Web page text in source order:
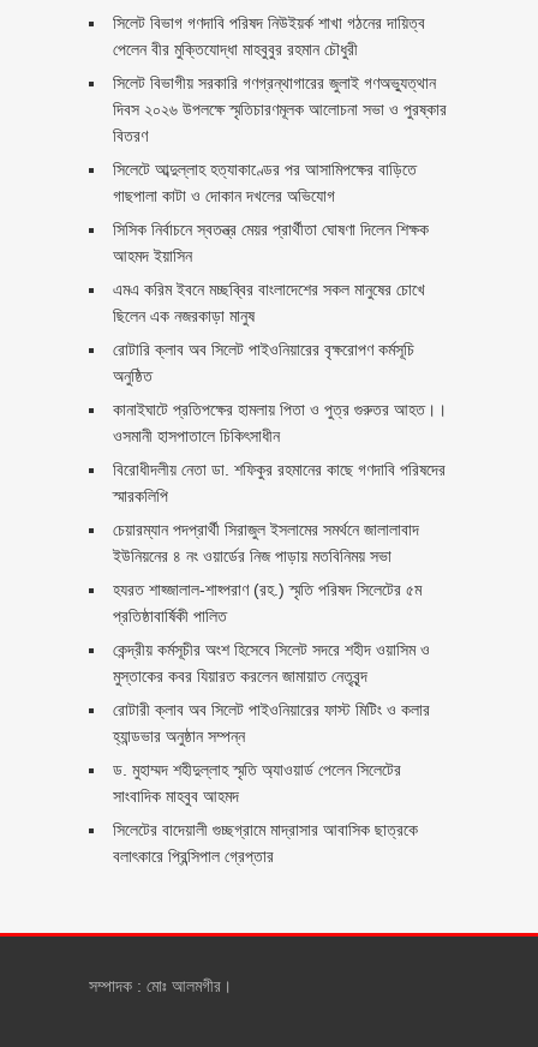
সিলেট বিভাগ গণদাবি পরিষদ নিউইয়র্ক শাখা গঠনের দায়িত্ব
পেলেন বীর মুক্তিযোদ্ধা মাহবুবুর রহমান চৌধুরী ‎ ‎
সিলেট বিভাগীয় সরকারি গণগ্রন্থাগারের জুলাই গণঅভ্যুত্থান
দিবস ২০২৬ উপলক্ষে স্মৃতিচারণমূলক আলোচনা সভা ও পুরষ্কার
বিতরণ ‎ ‎
সিলেটে আব্দুল্লাহ হত্যাকাণ্ডের পর আসামিপক্ষের বাড়িতে
গাছপালা কাটা ও দোকান দখলের অভিযোগ
সিসিক নির্বাচনে স্বতন্ত্র মেয়র প্রার্থীতা ঘোষণা দিলেন শিক্ষক
আহমদ ইয়াসিন
এমএ করিম ইবনে মচ্ছব্বির বাংলাদেশের সকল মানুষের চোখে
ছিলেন এক নজরকাড়া মানুষ ‎
রোটারি ক্লাব অব সিলেট পাইওনিয়ারের বৃক্ষরোপণ কর্মসূচি
অনুষ্ঠিত
কানাইঘাটে প্রতিপক্ষের হামলায় পিতা ও পুত্র গুরুতর আহত।।
ওসমানী হাসপাতালে চিকিৎসাধীন
বিরোধীদলীয় নেতা ডা. শফিকুর রহমানের কাছে গণদাবি পরিষদের
স্মারকলিপি ‎
চেয়ারম্যান পদপ্রার্থী সিরাজুল ইসলামের সমর্থনে জালালাবাদ
ইউনিয়নের ৪ নং ওয়ার্ডের নিজ পাড়ায় মতবিনিময় সভা
হযরত শাহ্জালাল-শাহ্পরাণ (রহ.) স্মৃতি পরিষদ সিলেটের ৫ম
প্রতিষ্ঠাবার্ষিকী পালিত ‎​
কেন্দ্রীয় কর্মসূচীর অংশ হিসেবে সিলেট সদরে শহীদ ওয়াসিম ও
মুস্তাকের কবর যিয়ারত করলেন জামায়াত নেতৃবৃন্দ ‎
রোটারী ক্লাব অব সিলেট পাইওনিয়ারের ফাস্ট মিটিং ও কলার
হ্যান্ডভার অনুষ্ঠান সম্পন্ন
ড. মুহাম্মদ শহীদুল্লাহ স্মৃতি অ্যাওয়ার্ড পেলেন সিলেটের
সাংবাদিক মাহবুব আহমদ
সিলেটের বাদেয়ালী গুচ্ছগ্রামে মাদ্রাসার আবাসিক ছাত্রকে
বলাৎকারে প্রিন্সিপাল গ্রেপ্তার ‎
সম্পাদক : মোঃ আলমগীর।